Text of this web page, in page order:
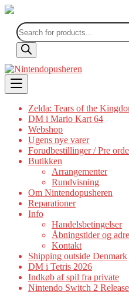
Products
search
Skip
to
content
Zelda: Tears of the
DM i Mario Kart 64
Webshop
Ugens nye varer
Forudbestillinger / Pre
Butikken
Arrangementer
Rundvisning
Om Nintendopusheren
Reparationer
Info
Handelsbetingelser
Åbningstider og
Kontakt
Shipping outside Denmark
DM i Tetris 2026
Indkøb af spil fra private
Nintendo Switch 2 Release